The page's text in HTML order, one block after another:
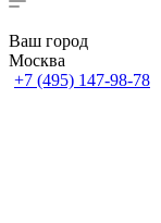
Ваш город
Москва
+7 (495) 147-98-78